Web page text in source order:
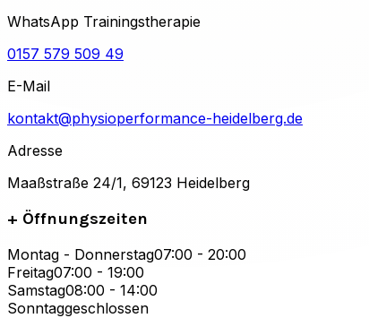
WhatsApp Trainingstherapie
0157 579 509 49
E-Mail
kontakt@physioperformance-heidelberg.de
Adresse
Maaßstraße 24/1, 69123 Heidelberg
+ Öffnungszeiten
Montag - Donnerstag07:00 - 20:00
Freitag07:00 - 19:00
Samstag08:00 - 14:00
Sonntaggeschlossen